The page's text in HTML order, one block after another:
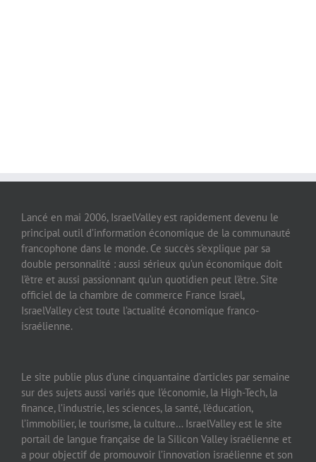
Lancé en mai 2006, IsraelValley est rapidement devenu le
principal outil d’information économique de la communauté
francophone dans le monde. Ce succès s’explique par sa
double personnalité : aussi sérieux qu’un économique doit
l’être et aussi passionnant qu’un quotidien peut l’être. Site
officiel de la chambre de commerce France Israël,
IsraelValley c’est toute l’actualité économique franco-
israélienne.
Le site publie plus d’une cinquantaine d’articles par semaine
sur des sujets aussi variés que l’économie, la High-Tech, la
finance, l’industrie, les sciences, la santé, l’éducation,
l’immobilier, le tourisme, la culture… IsraelValley est le site
portail de langue française de la Silicon Valley israélienne et
a pour objectif de promouvoir l’innovation israélienne et son